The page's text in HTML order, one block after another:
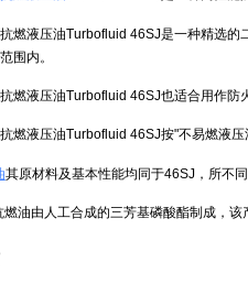
燃液压油Turbofluid 46SJ是一种精选的
围内。
燃液压油Turbofluid 46SJ也适合用作防
燃液压油Turbofluid 46SJ按"不易燃液压
其原材料及基本性能均同于46SJ，所不
油由人工合成的三芳基磷酸酯制成，该